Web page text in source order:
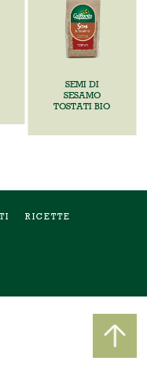
SEMI DI
SESAMO
TOSTATI BIO
RICETTE